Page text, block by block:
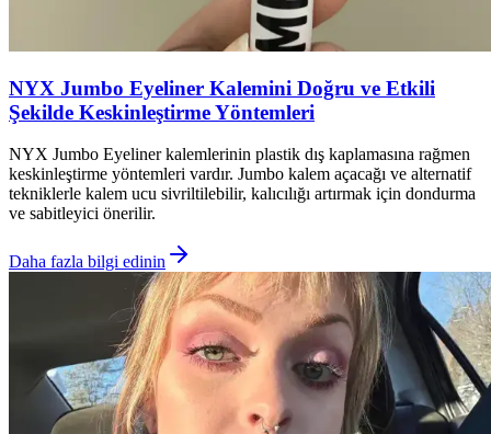
NYX Jumbo Eyeliner Kalemini Doğru ve Etkili
Şekilde Keskinleştirme Yöntemleri
NYX Jumbo Eyeliner kalemlerinin plastik dış kaplamasına rağmen
keskinleştirme yöntemleri vardır. Jumbo kalem açacağı ve alternatif
tekniklerle kalem ucu sivriltilebilir, kalıcılığı artırmak için dondurma
ve sabitleyici önerilir.
Daha fazla bilgi edinin